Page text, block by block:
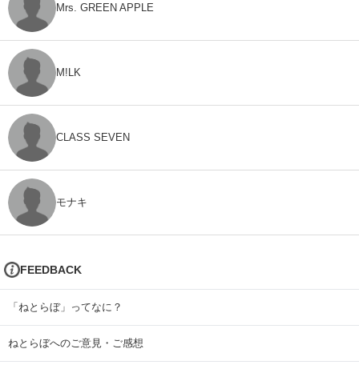
Mrs. GREEN APPLE
M!LK
CLASS SEVEN
モナキ
FEEDBACK
「ねとらぼ」ってなに？
ねとらぼへのご意見・ご感想